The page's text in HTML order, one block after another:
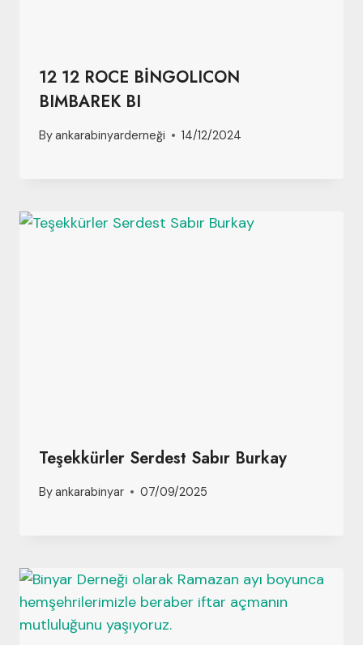
12 12 ROCE BİNGOLICON
BIMBAREK BI
Byankarabinyarderneği 14/12/2024
Teşekkürler Serdest Sabır Burkay
Byankarabinyar 07/09/2025